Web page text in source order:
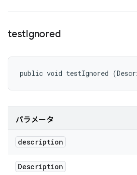
testIgnored
public void testIgnored
パラメータ
description
Description